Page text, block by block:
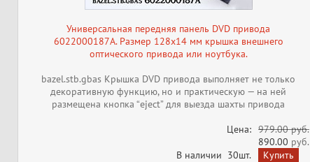
Универсальная передняя панель DVD привода
6022000187A. Размер 128x14 мм крышка внешнего
оптического привода или ноутбука.
bazel.stb.gbas Крышка DVD привода выполняет не только
декоративную функцию, но и практическую — на ней
размещена кнопка “eject” для выезда шахты привода
Цена: 979.00 руб.
890.00 руб.
В наличии 30шт.